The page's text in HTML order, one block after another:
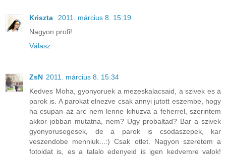
Kriszta
2011. március 8. 15:19
Nagyon profi!
Válasz
ZsN 2011. március 8. 15:34
Kedves Moha, gyonyoruek a mezeskalacsaid, a szivek es a
parok is. A parokat elnezve csak annyi jutott eszembe, hogy
ha csupan az arc nem lenne kihuzva a feherrel, szerintem
akkor jobban mutatna, nem? Ugy probaltad? Bar a szivek
gyonyorusegesek, de a parok is csodaszepek, kar
veszendobe menniuk...:) Csak otlet. Nagyon szeretem a
fotoidat is, es a talalo edenyeid is igen kedvemre valok!